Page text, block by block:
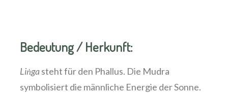
Bedeutung / Herkunft:
Liṅgasteht für den Phallus. Die Mudra
symbolisiert die männliche Energie der Sonne.